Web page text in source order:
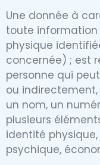
Une donnée à
toute
physique
concernée) ; est
personne qui
ou
un nom, un
plusieurs
identité
psychique,